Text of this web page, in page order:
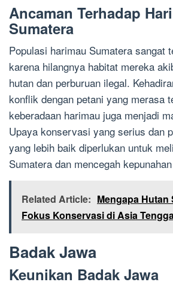
Ancaman Terhadap
Sumatera
Populasi harimau Sumatera sangat
karena hilangnya habitat mereka
hutan dan perburuan ilegal.
konflik dengan petani yang merasa
keberadaan harimau juga menjadi
Upaya konservasi yang serius dan
yang lebih baik diperlukan untuk
Sumatera dan mencegah
Related Article: Mengapa
Fokus Konservasi di Asia
Badak Jawa
Keunikan Badak Jawa